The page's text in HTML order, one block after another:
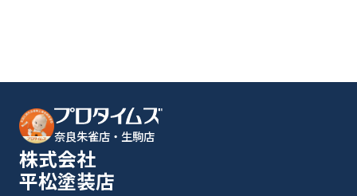
奈良朱雀店・生駒店
株式会社
平松塗装店